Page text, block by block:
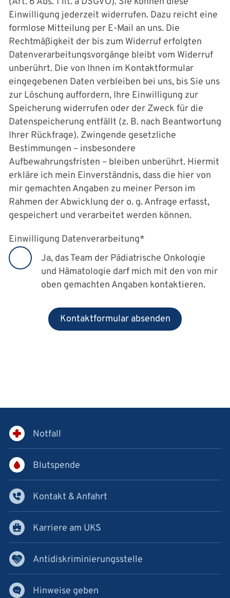
Einwilligung jederzeit widerrufen. Dazu reicht eine
formlose Mitteilung per E-Mail an uns. Die
Rechtmäßigkeit der bis zum Widerruf erfolgten
Datenverarbeitungsvorgänge bleibt vom Widerruf
unberührt. Die von Ihnen im Kontaktformular
eingegebenen Daten verbleiben bei uns, bis Sie uns
zur Löschung auffordern, Ihre Einwilligung zur
Speicherung widerrufen oder der Zweck für die
Datenspeicherung entfällt (z. B. nach Beantwortung
Ihrer Rückfrage). Zwingende gesetzliche
Bestimmungen – insbesondere
Aufbewahrungsfristen – bleiben unberührt. Hiermit
erkläre ich mein Einverständnis, dass die hier von
mir gemachten Angaben zu meiner Person im
Rahmen der Abwicklung der o. g. Anfrage erfasst,
gespeichert und verarbeitet werden können.
Einwilligung Datenverarbeitung*
Ja, das Team der Pädiatrische Onkologie
und Hämatologie darf mich mit den von mir
oben gemachten Angaben kontaktieren.
Notfall
Blutspende
Kontakt & Anfahrt
Karriere am UKS
Antidiskriminierungsstelle
Hinweise geben